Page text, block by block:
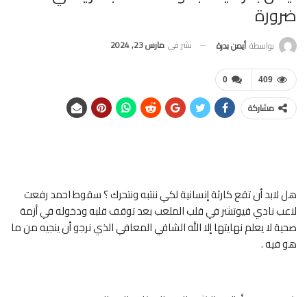
ضرورة
بواسطة أيمن بدرة نشر في مارس 23, 2024
0 409
مشاركة
هل لابد أن تقع كارثة إنسانية لكي ننتبه ونتحرك ؟ سقوط احمد رفعت
لاعب نادي فيوتشر في قلب الملعب بعد توقف قلبه ودخوله في أزمة
صحية لا يعلم نهايتها إلا الله الشافي المعافي الذي نرجو أن ينجيه من ما
هو فيه .